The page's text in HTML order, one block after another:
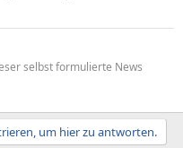
selbst formulierte News
um hier zu antworten.